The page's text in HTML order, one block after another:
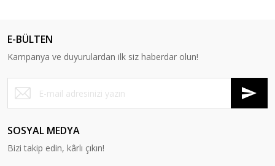
E-BÜLTEN
Kampanya ve duyurulardan ilk siz haberdar olun!
SOSYAL MEDYA
Bizi takip edin, kârlı çıkın!